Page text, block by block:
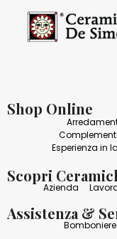
Shop Online
Esperienza in
Scopri
Azienda
Assistenza &